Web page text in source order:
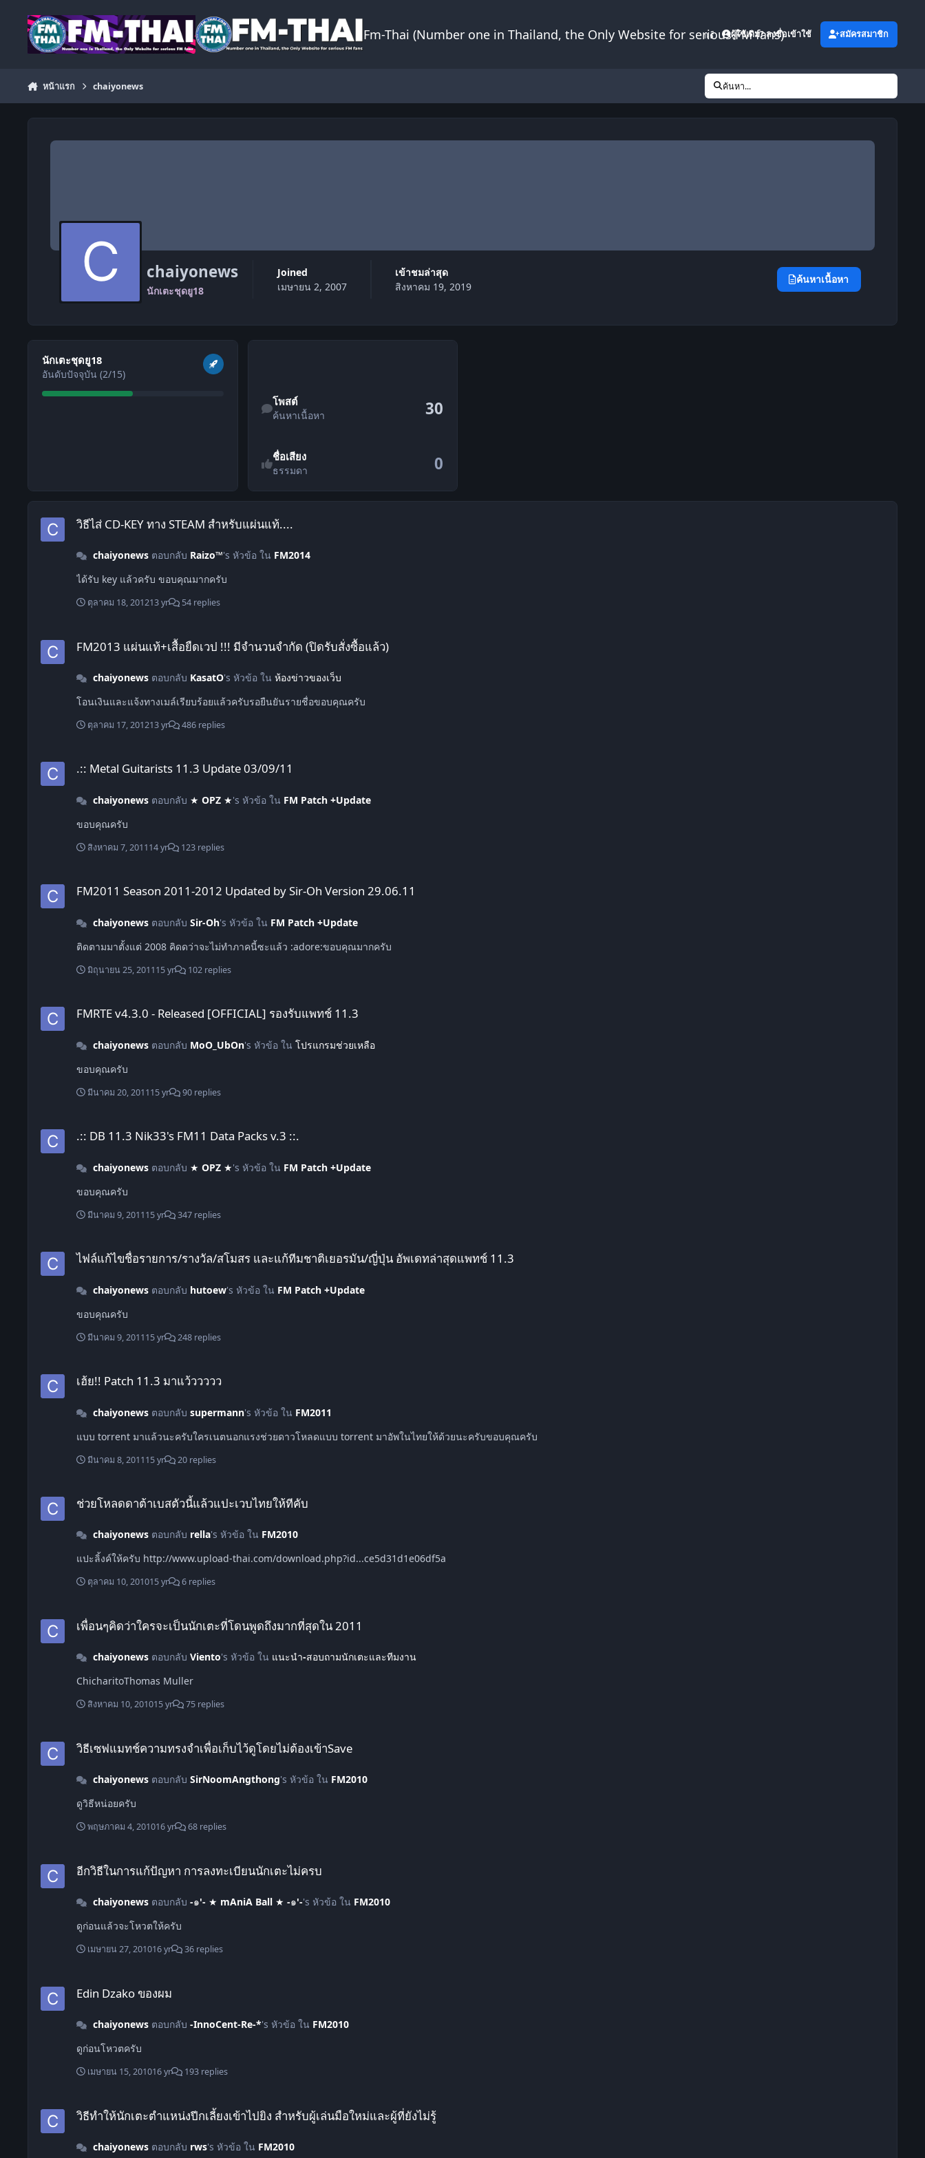
Fm-Thai (Number one in Thailand, the Only Website for serious FM fans)
เพิ่มเติม ผู้ใช้เดิม? ลงชื่อเข้าใช้ สมัครสมาชิก
หน้าแรก chaiyonews ค้นหา...
chaiyonews
นักเตะชุดยู18
Joined
เมษายน 2, 2007
เข้าชมล่าสุด
สิงหาคม 19, 2019
ค้นหาเนื้อหา
ดูทั้งหมด
นักเตะชุดยู18
อันดับปัจจุบัน (2/15)
โพสต์
ค้นหาเนื้อหา 30
ชื่อเสียง
ธรรมดา 0
วิธีไส่ CD-KEY ทาง STEAM สำหรับแผ่นแท้....
วิธีไส่ CD-KEY ทาง STEAM สำหรับแผ่นแท้....
chaiyonewsตอบกลับ Raizo™'s หัวข้อ ใน FM2014
ได้รับ key แล้วครับ ขอบคุณมากครับ
ตุลาคม 18, 201213 yr 54 replies
FM2013 แผ่นแท้+เสื้อยืดเวป !!! มีจำนวนจำกัด (ปิดรับสั่งซื้อแล้ว)
chaiyonewsตอบกลับ KasatO's หัวข้อ ใน ห้องข่าวของเว็บ
โอนเงินและแจ้งทางเมล์เรียบร้อยแล้วครับรอยืนยันรายชื่อขอบคุณครับ
ตุลาคม 17, 201213 yr 486 replies
.:: Metal Guitarists 11.3 Update 03/09/11
chaiyonewsตอบกลับ ★ OPZ ★'s หัวข้อ ใน FM Patch +Update
ขอบคุณครับ
สิงหาคม 7, 201114 yr 123 replies
FM2011 Season 2011-2012 Updated by Sir-Oh Version 29.06.11
chaiyonewsตอบกลับ Sir-Oh's หัวข้อ ใน FM Patch +Update
ติดตามมาตั้งแต่ 2008 คิดดว่าจะไม่ทำภาคนี้ซะแล้ว :adore:ขอบคุณมากครับ
มิถุนายน 25, 201115 yr 102 replies
FMRTE v4.3.0 - Released [OFFICIAL] รองรับแพทช์ 11.3
chaiyonewsตอบกลับ MoO_UbOn's หัวข้อ ใน โปรแกรม​ช่วย​เหลือ
ขอบคุณครับ
มีนาคม 20, 201115 yr 90 replies
.:: DB 11.3 Nik33's FM11 Data Packs v.3 ::.
chaiyonewsตอบกลับ ★ OPZ ★'s หัวข้อ ใน FM Patch +Update
ขอบคุณครับ
มีนาคม 9, 201115 yr 347 replies
ไฟล์แก้ไขชื่อรายการ/รางวัล/สโมสร และแก้ทีมชาติเยอรมัน/ญี่ปุ่น อัพเดทล่าสุดแพทช์ 11.3
chaiyonewsตอบกลับ hutoew's หัวข้อ ใน FM Patch +Update
ขอบคุณครับ
มีนาคม 9, 201115 yr 248 replies
เฮ้ย!! Patch 11.3 มาแว้ววววว
chaiyonewsตอบกลับ supermann's หัวข้อ ใน FM2011
แบบ torrent มาแล้วนะครับใครเนตนอกแรงช่วยดาวโหลดแบบ torrent มาอัพในไทยให้ด้วยนะครับขอบคุณครับ
มีนาคม 8, 201115 yr 20 replies
ช่วยโหลดดาต้าเบสตัวนี้แล้วแปะเวบไทยให้ทีคับ
chaiyonewsตอบกลับ rella's หัวข้อ ใน FM2010
แปะลิ้งค์ให้ครับ http://www.upload-thai.com/download.php?id...ce5d31d1e06df5a
ตุลาคม 10, 201015 yr 6 replies
เพื่อนๆคิดว่าใครจะเป็นนักเตะที่โดนพูดถึงมากที่สุดใน 2011
chaiyonewsตอบกลับ Viento's หัวข้อ ใน แนะนำ-สอบถามนักเตะและทีมงาน
ChicharitoThomas Muller
สิงหาคม 10, 201015 yr 75 replies
วิธีเซฟแมทช์ความทรงจำเพื่อเก็บไว้ดูโดยไม่ต้องเข้าSave
chaiyonewsตอบกลับ SirNoomAngthong's หัวข้อ ใน FM2010
ดูวิธีหน่อยครับ
พฤษภาคม 4, 201016 yr 68 replies
อีกวิธีในการแก้ปัญหา การลงทะเบียนนักเตะไม่ครบ
chaiyonewsตอบกลับ -๑'- ★ mAniA Ball ★ -๑'-'s หัวข้อ ใน FM2010
ดูก่อนแล้วจะโหวตให้ครับ
เมษายน 27, 201016 yr 36 replies
Edin Dzako ของผม
chaiyonewsตอบกลับ -InnoCent-Re-*'s หัวข้อ ใน FM2010
ดูก่อนโหวตครับ
เมษายน 15, 201016 yr 193 replies
วิธีทำให้นักเตะตำแหน่งปีกเลี้ยงเข้าไปยิง สำหรับผู้เล่นมือใหม่และผู้ที่ยังไม่รู้
chaiyonewsตอบกลับ rws's หัวข้อ ใน FM2010